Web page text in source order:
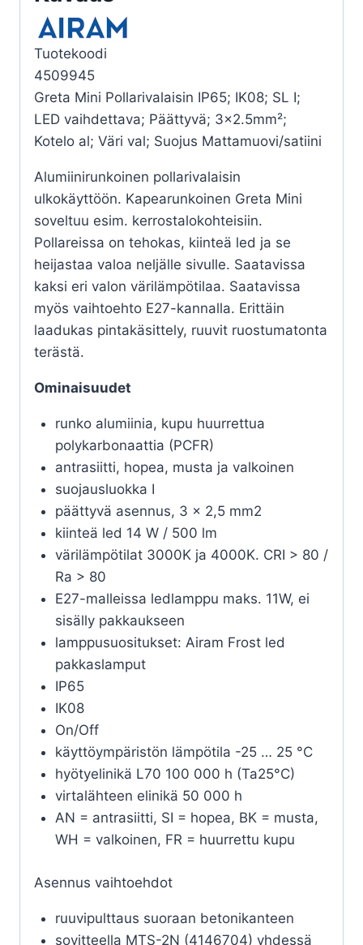
määrä
Tuotekoodi
4509945
Greta Mini Pollarivalaisin IP65; IK08; SL I;
LED vaihdettava; Päättyvä; 3×2.5mm²;
Kotelo al; Väri val; Suojus Mattamuovi/satiini
Alumiinirunkoinen pollarivalaisin
ulkokäyttöön. Kapearunkoinen Greta Mini
soveltuu esim. kerrostalokohteisiin.
Pollareissa on tehokas, kiinteä led ja se
heijastaa valoa neljälle sivulle. Saatavissa
kaksi eri valon värilämpötilaa. Saatavissa
myös vaihtoehto E27-kannalla. Erittäin
laadukas pintakäsittely, ruuvit ruostumatonta
terästä.
Ominaisuudet
runko alumiinia, kupu huurrettua
polykarbonaattia (PCFR)
antrasiitti, hopea, musta ja valkoinen
suojausluokka I
päättyvä asennus, 3 x 2,5 mm2
kiinteä led 14 W / 500 lm
värilämpötilat 3000K ja 4000K. CRI > 80 /
Ra > 80
E27-malleissa ledlamppu maks. 11W, ei
sisälly pakkaukseen
lamppusuositukset: Airam Frost led
pakkaslamput
IP65
IK08
On/Off
käyttöympäristön lämpötila -25 … 25 °C
hyötyelinikä L70 100 000 h (Ta25°C)
virtalähteen elinikä 50 000 h
AN = antrasiitti, SI = hopea, BK = musta,
WH = valkoinen, FR = huurrettu kupu
Asennus vaihtoehdot
ruuvipulttaus suoraan betonikanteen
sovitteella MTS-2N (4146704) yhdessä